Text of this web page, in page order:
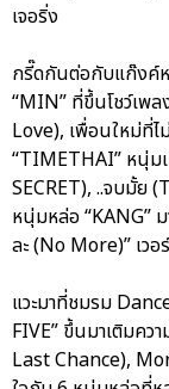
เจอริ่ง
กรี๊ดกันต่อกับแก๊งค์
“MIN” ที่ขึ้นโชว์เพ
Love), เพื่อนใหม่ที่
“TIMETHAI” หนุ่ม
SECRET), ..จบมั้ย
หนุ่มหล่อ “KANG”
ละ (No More)” เว
แวะมาที่ชมรม
FIVE” ขึ้นมาเติมคว
Last Chance),